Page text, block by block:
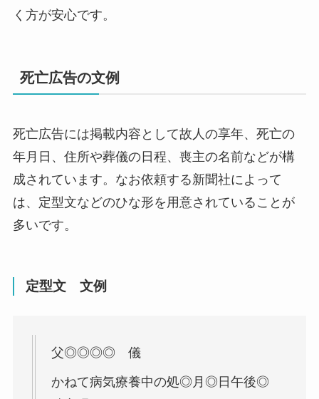
く方が安心です。
死亡広告の文例
死亡広告には掲載内容として故人の享年、死亡の
年月日、住所や葬儀の日程、喪主の名前などが構
成されています。なお依頼する新聞社によって
は、定型文などのひな形を用意されていることが
多いです。
定型文 文例
父◎◎◎◎ 儀
かねて病気療養中の処◎月◎日午後◎